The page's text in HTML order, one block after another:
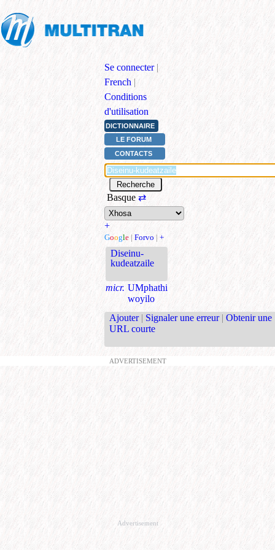
Se connecter |
French |
Conditions
d'utilisation
DICTIONNAIRE
LE FORUM
CONTACTS
Basque ⇄
+
Google | Forvo | +
Diseinu-
kudeatzaile
micr. UMphathi
woyilo
Ajouter | Signaler une erreur | Obtenir une
URL courte
ADVERTISEMENT
Advertisement